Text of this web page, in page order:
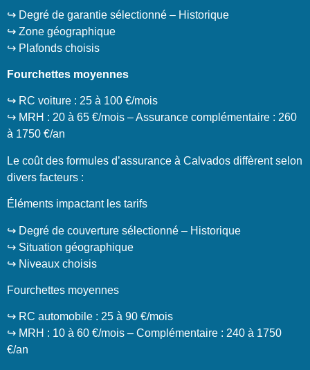
↪️ Degré de garantie sélectionné – Historique
↪️ Zone géographique
↪️ Plafonds choisis
Fourchettes moyennes
↪️ RC voiture : 25 à 100 €/mois
↪️ MRH : 20 à 65 €/mois – Assurance complémentaire : 260
à 1750 €/an
Le coût des formules d’assurance à Calvados diffèrent selon
divers facteurs :
Éléments impactant les tarifs
↪️ Degré de couverture sélectionné – Historique
↪️ Situation géographique
↪️ Niveaux choisis
Fourchettes moyennes
↪️ RC automobile : 25 à 90 €/mois
↪️ MRH : 10 à 60 €/mois – Complémentaire : 240 à 1750
€/an